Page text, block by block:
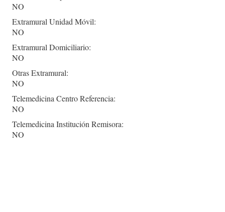
NO
Extramural Unidad Móvil:
NO
Extramural Domiciliario:
NO
Otras Extramural:
NO
Telemedicina Centro Referencia:
NO
Telemedicina Institución Remisora:
NO